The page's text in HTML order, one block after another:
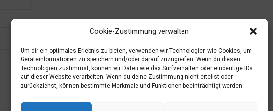
Cookie-Zustimmung verwalten
Um dir ein optimales Erlebnis zu bieten, verwenden wir Technologien wie Cookies, um
Geräteinformationen zu speichern und/oder darauf zuzugreifen. Wenn du diesen
Technologien zustimmst, können wir Daten wie das Surfverhalten oder eindeutige IDs
auf dieser Website verarbeiten. Wenn du deine Zustimmung nicht erteilst oder
zurückziehst, können bestimmte Merkmale und Funktionen beeinträchtigt werden.